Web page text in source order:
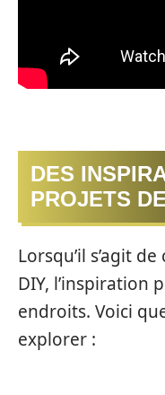
DES
PROJETS
Lorsqu’il s’agit
DIY, l’inspiration
endroits. Voici
explorer :